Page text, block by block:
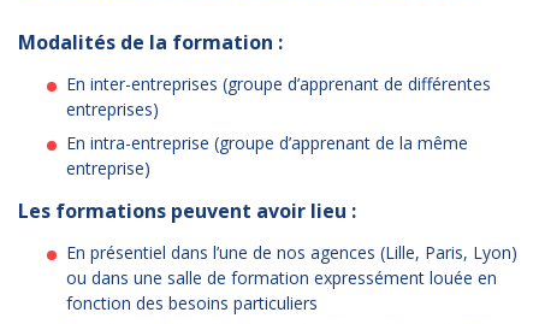
Modalités de la formation :
En inter-entreprises (groupe d’apprenant de différentes
entreprises)
En intra-entreprise (groupe d’apprenant de la même
entreprise)
Les formations peuvent avoir lieu :
En présentiel dans l’une de nos agences (Lille, Paris, Lyon)
ou dans une salle de formation expressément louée en
fonction des besoins particuliers